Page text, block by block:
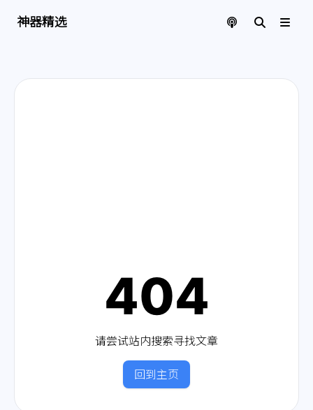
神器精选
404
请尝试站内搜索寻找文章
回到主页